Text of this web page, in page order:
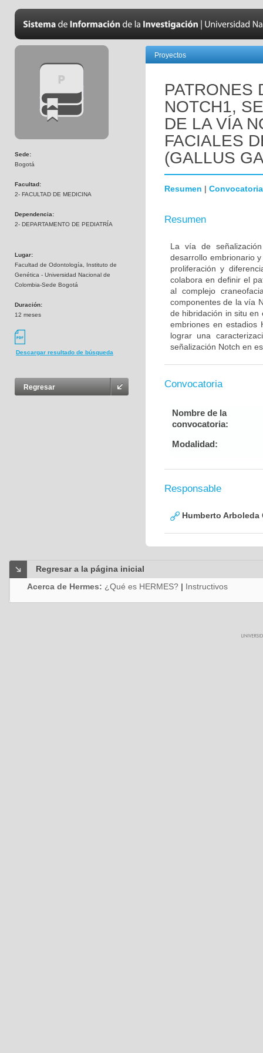
Sede:
Bogotá
Facultad:
2- FACULTAD DE MEDICINA
Dependencia:
2- DEPARTAMENTO DE PEDIATRÍA
Lugar:
Facultad de Odontología, Instituto de
Genética - Universidad Nacional de
Colombia-Sede Bogotá
Duración:
12 meses
Descargar resultado de búsqueda
Regresar
Proyectos
PATRONES
NOTCH1,
DE LA VÍA
FACIALES
(GALLUS
Resumen | Convocatoria
Resumen
La vía de
desarrollo embrionario
proliferación y
colabora en definir el
al complejo
componentes de la vía
de hibridación in situ en
embriones en estadios
lograr una
señalización Notch en
Convocatoria
Nombre de la
convocatoria:
Modalidad:
Responsable
Humberto Arboleda
Regresar a la página inicial
Acerca de Hermes: ¿Qué es HERMES? | Instructivos